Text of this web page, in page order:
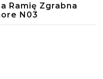
Ramię Zgrabna
N03